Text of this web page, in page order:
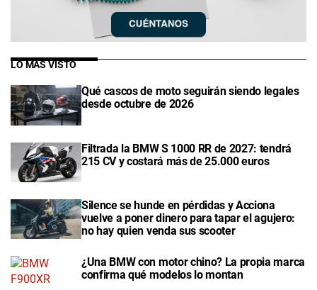
LO MÁS VISTO
Qué cascos de moto seguirán siendo legales
desde octubre de 2026
Filtrada la BMW S 1000 RR de 2027: tendrá
215 CV y costará más de 25.000 euros
Silence se hunde en pérdidas y Acciona
vuelve a poner dinero para tapar el agujero:
no hay quien venda sus scooter
¿Una BMW con motor chino? La propia marca
confirma qué modelos lo montan